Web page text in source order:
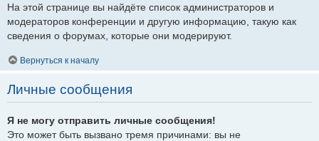
На этой странице вы найдёте список администраторов и
модераторов конференции и другую информацию, такую как
сведения о форумах, которые они модерируют.
Вернуться к началу
Личные сообщения
Я не могу отправить личные сообщения!
Это может быть вызвано тремя причинами: вы не